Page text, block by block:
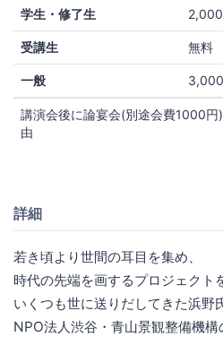
学生・修了生
受講生 無料
一般
講演会後に論宴会(別途会費1000円
由
詳細
若き頃より世間の耳目を集め、
時代の先端を画するプロジェクト
いくつも世に送りだしてきた浜野
NPO法人渋谷・青山景観整備機構